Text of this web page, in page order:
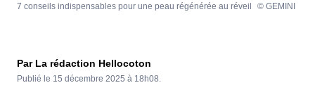
7 conseils indispensables pour une peau régénérée au réveil © GEMINI
Par La rédaction Hellocoton
Publié le 15 décembre 2025 à 18h08.